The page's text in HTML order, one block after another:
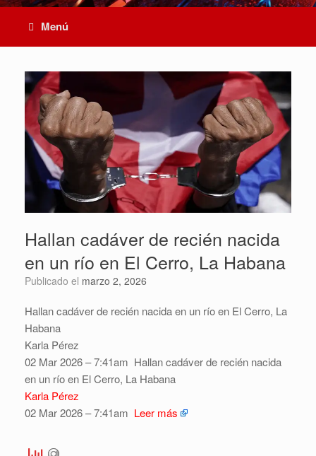
Menú
Hallan cadáver de recién nacida
en un río en El Cerro, La Habana
Publicado el marzo 2, 2026
Hallan cadáver de recién nacida en un río en El Cerro, La
Habana
Karla Pérez
02 Mar 2026 – 7:41am Hallan cadáver de recién nacida
en un río en El Cerro, La Habana
Karla Pérez
02 Mar 2026 – 7:41am Leer más